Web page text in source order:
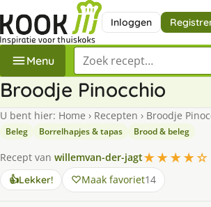
Inloggen
Menu Zoek een recept
Broodje Pinocchio
U bent hier: Home › Recepten › Broodje
Beleg Borrelhapjes & tapas Brood & beleg
Recept van willemvan-der-jagt★★★★☆
👍Lekker! Maak favoriet14